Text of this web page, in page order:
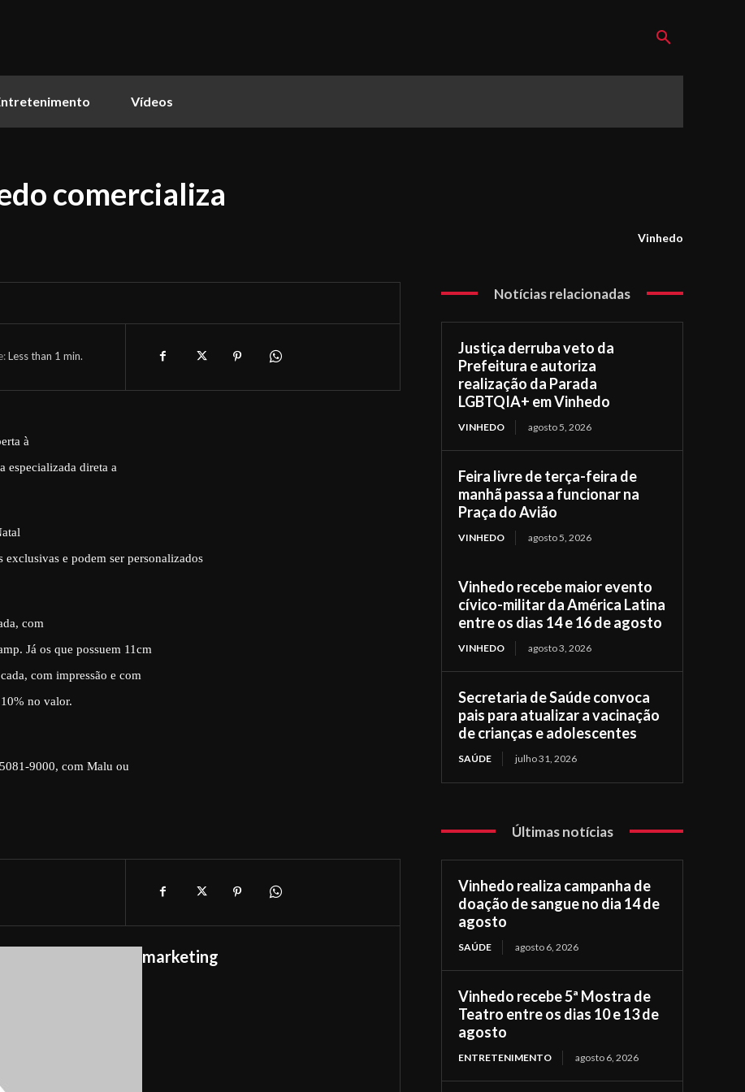
Vídeos
comercializa
Vinhedo
Less than 1 min.
à
especializada direta a
e podem ser personalizados
com
Já os que possuem 11cm
com impressão e com
no valor.
9000, com Malu ou
marketing
Notícias relacionadas
Justiça derruba veto da
Prefeitura e autoriza
realização da Parada
LGBTQIA+ em Vinhedo
VINHEDO agosto 5, 2026
Feira livre de terça-feira de
manhã passa a funcionar na
Praça do Avião
VINHEDO agosto 5, 2026
Vinhedo recebe maior evento
cívico-militar da América Latina
entre os dias 14 e 16 de agosto
VINHEDO agosto 3, 2026
Secretaria de Saúde convoca
pais para atualizar a vacinação
de crianças e adolescentes
SAÚDE julho 31, 2026
Últimas notícias
Vinhedo realiza campanha de
doação de sangue no dia 14 de
agosto
SAÚDE agosto 6, 2026
Vinhedo recebe 5ª Mostra de
Teatro entre os dias 10 e 13 de
agosto
ENTRETENIMENTO agosto 6, 2026